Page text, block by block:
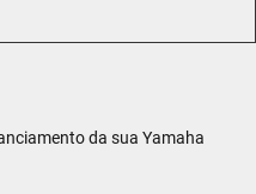
da sua Yamaha